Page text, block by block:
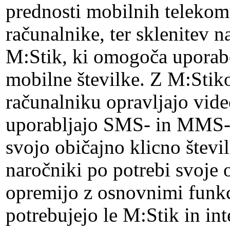
prednosti mobilnih
računalnike, ter sklenitev
M:Stik, ki omogoča
mobilne številke. Z
računalniku opravljajo
uporabljajo SMS- in
svojo običajno klicno
naročniki po potrebi svoje
opremijo z osnovnimi
potrebujejo le M:Stik in